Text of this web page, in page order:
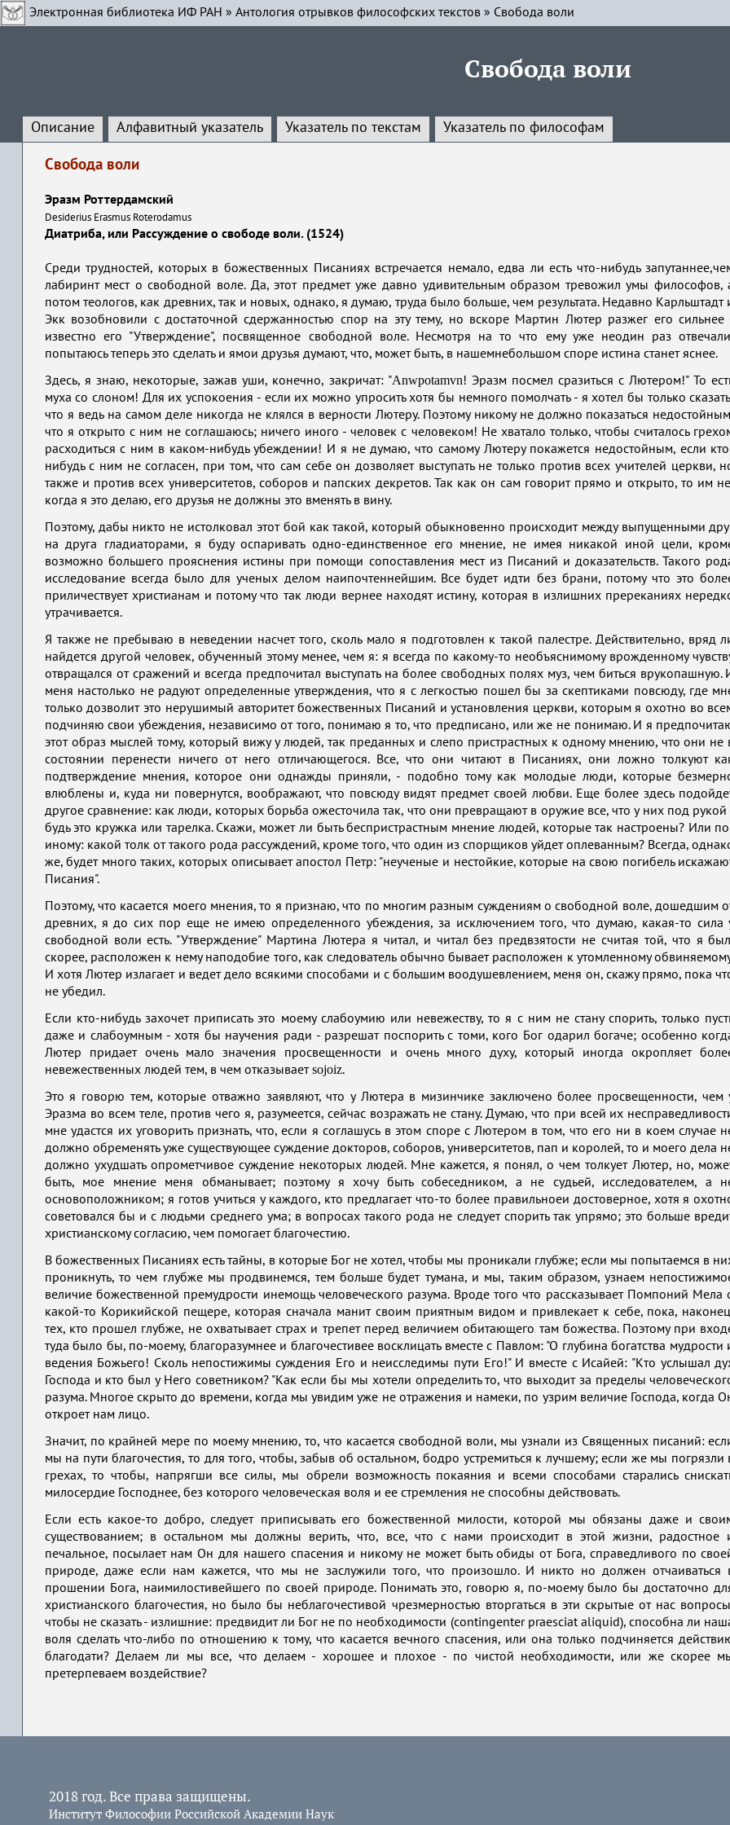
Электронная библиотека ИФ РАН » Антология отрывков философских текстов » Свобода воли
Свобода воли
Описание Алфавитный указатель Указатель по текстам Указатель по философам
Свобода воли
Эразм Роттердамский
Desiderius Erasmus Roterodamus
Диатриба, или Рассуждение о свободе воли. (1524)
Среди трудностей, которых в божественных Писаниях встречается немало, едва ли есть что-нибудь
лабиринт мест о свободной воле. Да, этот предмет уже давно удивительным образом тревожил умы философов,
потом теологов, как древних, так и новых, однако, я думаю, труда было больше, чем результата. Недавно Карльштадт
Экк возобновили с достаточной сдержанностью спор на эту тему, но вскоре Мартин Лютер разжег его сильнее
известно его "Утверждение", посвященное свободной воле. Несмотря на то что ему уже неодин раз
попытаюсь теперь это сделать и ямои друзья думают, что, может быть, в нашемнебольшом споре истина станет яснее.
Здесь, я знаю, некоторые, зажав уши, конечно, закричат: "Anwpotamvn! Эразм посмел сразиться с Лютером!" То
муха со слоном! Для их успокоения - если их можно упросить хотя бы немного помолчать - я хотел бы только
что я ведь на самом деле никогда не клялся в верности Лютеру. Поэтому никому не должно показаться
что я открыто с ним не соглашаюсь; ничего иного - человек с человеком! Не хватало только, чтобы считалось
расходиться с ним в каком-нибудь убеждении! И я не думаю, что самому Лютеру покажется недостойным, если
нибудь с ним не согласен, при том, что сам себе он дозволяет выступать не только против всех учителей церкви,
также и против всех университетов, соборов и папских декретов. Так как он сам говорит прямо и открыто, то им
когда я это делаю, его друзья не должны это вменять в вину.
Поэтому, дабы никто не истолковал этот бой как такой, который обыкновенно происходит между выпущенными
на друга гладиаторами, я буду оспаривать одно-единственное его мнение, не имея никакой иной цели,
возможно большего прояснения истины при помощи сопоставления мест из Писаний и доказательств. Такого
исследование всегда было для ученых делом наипочтеннейшим. Все будет идти без брани, потому что это
приличествует христианам и потому что так люди вернее находят истину, которая в излишних пререканиях
утрачивается.
Я также не пребываю в неведении насчет того, сколь мало я подготовлен к такой палестре. Действительно, вряд
найдется другой человек, обученный этому менее, чем я: я всегда по какому-то необъяснимому врожденному
отвращался от сражений и всегда предпочитал выступать на более свободных полях муз, чем биться врукопашную.
меня настолько не радуют определенные утверждения, что я с легкостью пошел бы за скептиками повсюду, где
только дозволит это нерушимый авторитет божественных Писаний и установления церкви, которым я охотно во
подчиняю свои убеждения, независимо от того, понимаю я то, что предписано, или же не понимаю. И я
этот образ мыслей тому, который вижу у людей, так преданных и слепо пристрастных к одному мнению, что они не
состоянии перенести ничего от него отличающегося. Все, что они читают в Писаниях, они ложно толкуют
подтверждение мнения, которое они однажды приняли, - подобно тому как молодые люди, которые
влюблены и, куда ни повернутся, воображают, что повсюду видят предмет своей любви. Еще более здесь
другое сравнение: как люди, которых борьба ожесточила так, что они превращают в оружие все, что у них под рукой
будь это кружка или тарелка. Скажи, может ли быть беспристрастным мнение людей, которые так настроены? Или
иному: какой толк от такого рода рассуждений, кроме того, что один из спорщиков уйдет оплеванным? Всегда,
же, будет много таких, которых описывает апостол Петр: "неученые и нестойкие, которые на свою погибель
Писания".
Поэтому, что касается моего мнения, то я признаю, что по многим разным суждениям о свободной воле, дошедшим
древних, я до сих пор еще не имею определенного убеждения, за исключением того, что думаю, какая-то сила
свободной воли есть. "Утверждение" Мартина Лютера я читал, и читал без предвзятости не считая той, что я
скорее, расположен к нему наподобие того, как следователь обычно бывает расположен к утомленному
И хотя Лютер излагает и ведет дело всякими способами и с большим воодушевлением, меня он, скажу прямо, пока
не убедил.
Если кто-нибудь захочет приписать это моему слабоумию или невежеству, то я с ним не стану спорить, только
даже и слабоумным - хотя бы научения ради - разрешат поспорить с томи, кого Бог одарил богаче; особенно
Лютер придает очень мало значения просвещенности и очень много духу, который иногда окропляет
невежественных людей тем, в чем отказываетsojoiz.
Это я говорю тем, которые отважно заявляют, что у Лютера в мизинчике заключено более просвещенности, чем
Эразма во всем теле, против чего я, разумеется, сейчас возражать не стану. Думаю, что при всей их
мне удастся их уговорить признать, что, если я соглашусь в этом споре с Лютером в том, что его ни в коем случае
должно обременять уже существующее суждение докторов, соборов, университетов, пап и королей, то и моего дела
должно ухудшать опрометчивое суждение некоторых людей. Мне кажется, я понял, о чем толкует Лютер, но,
быть, мое мнение меня обманывает; поэтому я хочу быть собеседником, а не судьей, исследователем, а
основоположником; я готов учиться у каждого, кто предлагает что-то более правильноеи достоверное, хотя я
советовался бы и с людьми среднего ума; в вопросах такого рода не следует спорить так упрямо; это больше
христианскому согласию, чем помогает благочестию.
В божественных Писаниях есть тайны, в которые Бог не хотел, чтобы мы проникали глубже; если мы попытаемся в
проникнуть, то чем глубже мы продвинемся, тем больше будет тумана, и мы, таким образом, узнаем
величие божественной премудрости инемощь человеческого разума. Вроде того что рассказывает Помпоний Мела
какой-то Корикийской пещере, которая сначала манит своим приятным видом и привлекает к себе, пока,
тех, кто прошел глубже, не охватывает страх и трепет перед величием обитающего там божества. Поэтому при
туда было бы, по-моему, благоразумнее и благочестивее восклицать вместе с Павлом: "О глубина богатства мудрости
ведения Божьего! Сколь непостижимы суждения Его и неисследимы пути Его!" И вместе с Исайей: "Кто услышал
Господа и кто был у Него советником? "Как если бы мы хотели определить то, что выходит за пределы
разума. Многое скрыто до времени, когда мы увидим уже не отражения и намеки, по узрим величие Господа, когда
откроет нам лицо.
Значит, по крайней мере по моему мнению, то, что касается свободной воли, мы узнали из Священных писаний:
мы на пути благочестия, то для того, чтобы, забыв об остальном, бодро устремиться к лучшему; если же мы погрязли
грехах, то чтобы, напрягши все силы, мы обрели возможность покаяния и всеми способами старались
милосердие Господнее, без которого человеческая воля и ее стремления не способны действовать.
Если есть какое-то добро, следует приписывать его божественной милости, которой мы обязаны даже и
существованием; в остальном мы должны верить, что, все, что с нами происходит в этой жизни, радостное
печальное, посылает нам Он для нашего спасения и никому не может быть обиды от Бога, справедливого по
природе, даже если нам кажется, что мы не заслужили того, что произошло. И никто но должен отчаиваться
прошении Бога, наимилостивейшего по своей природе. Понимать это, говорю я, по-моему было бы достаточно
христианского благочестия, но было бы неблагочестивой чрезмерностью вторгаться в эти скрытые от нас
чтобы не сказать - излишние: предвидит ли Бог не по необходимости (contingenter praesciat aliquid), способна ли
воля сделать что-либо по отношению к тому, что касается вечного спасения, или она только подчиняется
благодати? Делаем ли мы все, что делаем - хорошее и плохое - по чистой необходимости, или же скорее
претерпеваем воздействие?
2018 год. Все права защищены.
Институт Философии Российской Академии Наук